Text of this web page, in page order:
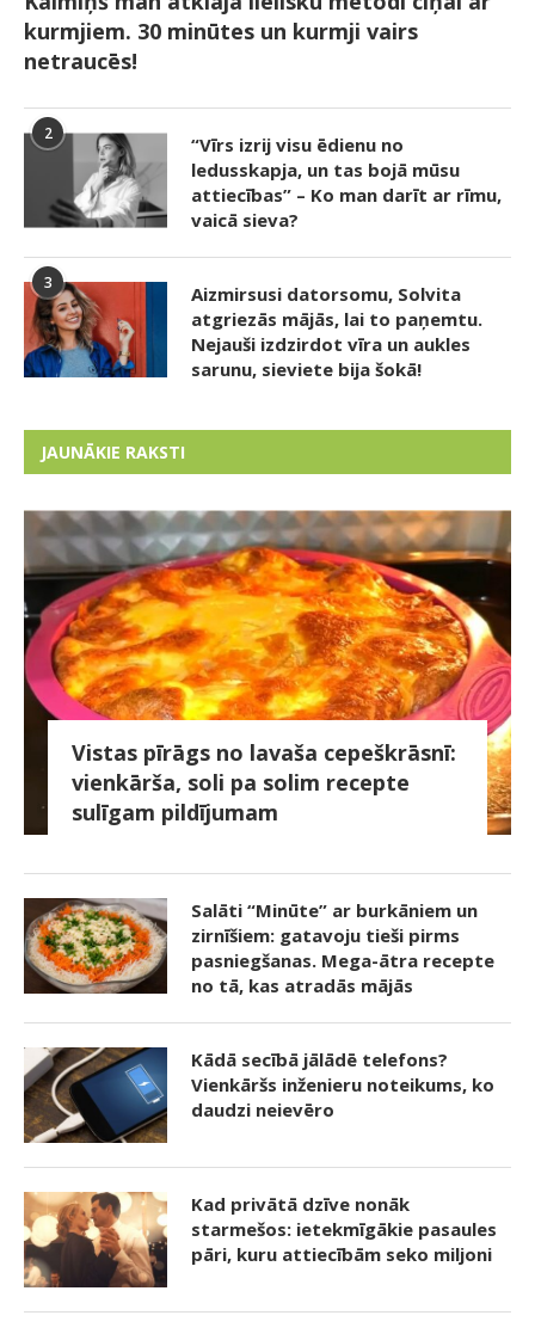
kurmjiem. 30 minūtes un kurmji vairs
netraucēs!
2
“Vīrs izrij visu ēdienu no
ledusskapja, un tas bojā mūsu
attiecības” – Ko man darīt ar rīmu,
vaicā sieva?
3
Aizmirsusi datorsomu, Solvita
atgriezās mājās, lai to paņemtu.
Nejauši izdzirdot vīra un aukles
sarunu, sieviete bija šokā!
JAUNĀKIE RAKSTI
Vistas pīrāgs no lavaša cepeškrāsnī:
vienkārša, soli pa solim recepte
sulīgam pildījumam
Salāti “Minūte” ar burkāniem un
zirnīšiem: gatavoju tieši pirms
pasniegšanas. Mega-ātra recepte
no tā, kas atradās mājās
Kādā secībā jālādē telefons?
Vienkāršs inženieru noteikums, ko
daudzi neievēro
Kad privātā dzīve nonāk
starmešos: ietekmīgākie pasaules
pāri, kuru attiecībām seko miljoni